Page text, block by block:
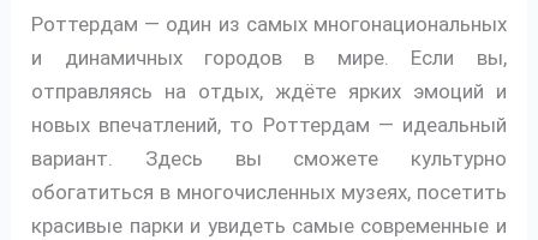
Роттердам — один из самых многонациональных
и динамичных городов в мире. Если вы,
отправляясь на отдых, ждёте ярких эмоций и
новых впечатлений, то Роттердам — идеальный
вариант. Здесь вы сможете культурно
обогатиться в многочисленных музеях, посетить
красивые парки и увидеть самые современные и